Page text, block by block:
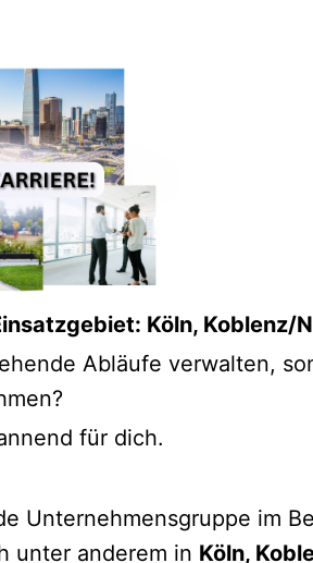
Köln,
Abläufe verwalten,
für dich.
Unternehmensgruppe im
unter anderem in Köln,